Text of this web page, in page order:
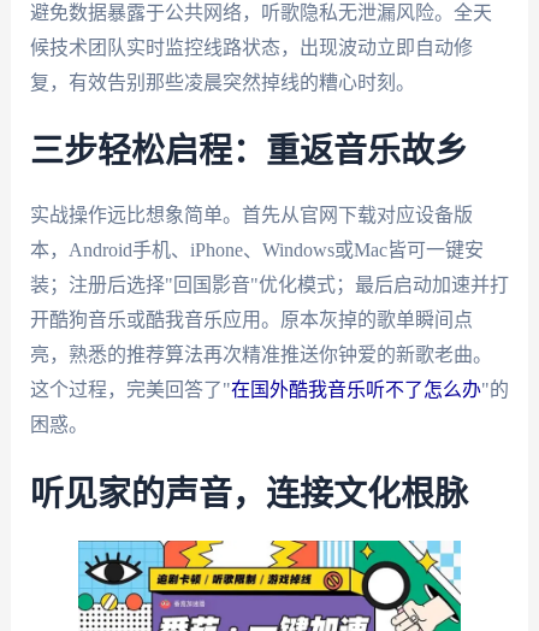
避免数据暴露于公共网络，听歌隐私无泄漏风险。全天
候技术团队实时监控线路状态，出现波动立即自动修
复，有效告别那些凌晨突然掉线的糟心时刻。
三步轻松启程：重返音乐故乡
实战操作远比想象简单。首先从官网下载对应设备版
本，Android手机、iPhone、Windows或Mac皆可一键安
装；注册后选择"回国影音"优化模式；最后启动加速并打
开酷狗音乐或酷我音乐应用。原本灰掉的歌单瞬间点
亮，熟悉的推荐算法再次精准推送你钟爱的新歌老曲。
这个过程，完美回答了"在国外酷我音乐听不了怎么办"的
困惑。
听见家的声音，连接文化根脉